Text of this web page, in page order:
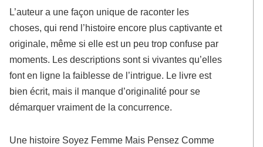
L’auteur a une façon unique de raconter les
choses, qui rend l’histoire encore plus captivante et
originale, même si elle est un peu trop confuse par
moments. Les descriptions sont si vivantes qu’elles
font en ligne la faiblesse de l’intrigue. Le livre est
bien écrit, mais il manque d’originalité pour se
démarquer vraiment de la concurrence.
Une histoire Soyez Femme Mais Pensez Comme